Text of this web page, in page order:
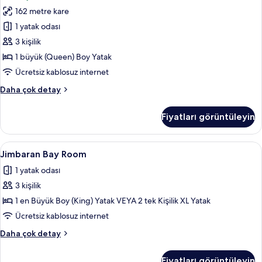
için
tüm
fotoğrafları
görün
162 metre kare
1 yatak odası
3 kişilik
1 büyük (Queen) Boy Yatak
Ücretsiz kablosuz internet
Daha çok detay
Ocean
daha
fazla
detay
Fiyatları görüntüleyin
Jimbaran
Bay
Room
için
tüm
fotoğrafları
görün
Jimbaran Bay Room | Minibar,
5
Jimbaran Bay Room
1 yatak odası
3 kişilik
1 en Büyük Boy (King) Yatak VEYA 2 tek Kişilik XL Yatak
Ücretsiz kablosuz internet
Daha çok detay
Jimbaran